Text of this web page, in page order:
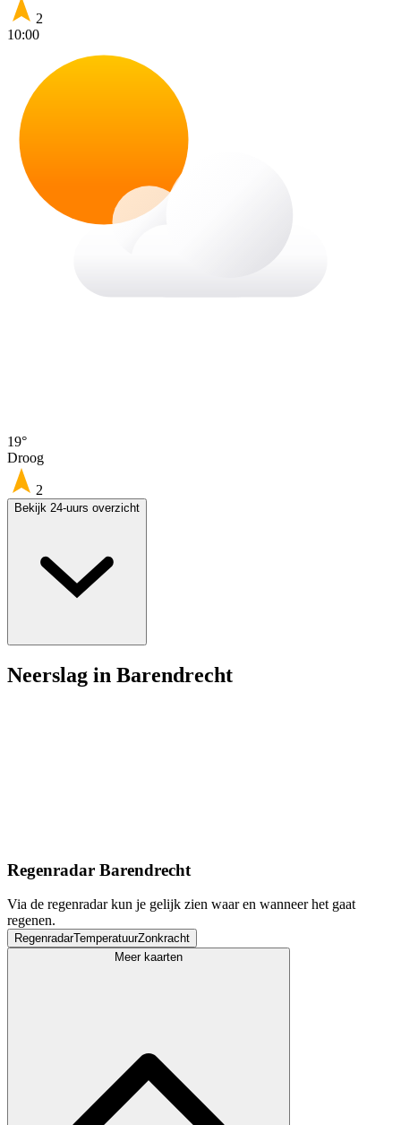
2
10:00
19°
Droog
2
Bekijk 24-uurs overzicht
Neerslag in Barendrecht
Regenradar Barendrecht
Via de regenradar kun je gelijk zien waar en wanneer het gaat
regenen.
RegenradarTemperatuurZonkracht
Meer kaarten